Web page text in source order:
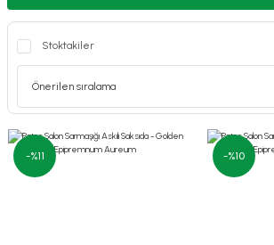
Stoktakiler
-%11 -%10